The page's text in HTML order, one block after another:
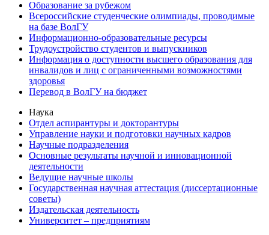
Образование за рубежом
Всероссийские студенческие олимпиады, проводимые
на базе ВолГУ
Информационно-образовательные ресурсы
Трудоустройство студентов и выпускников
Информация о доступности высшего образования для
инвалидов и лиц с ограниченными возможностями
здоровья
Перевод в ВолГУ на бюджет
Наука
Отдел аспирантуры и докторантуры
Управление науки и подготовки научных кадров
Научные подразделения
Основные результаты научной и инновационной
деятельности
Ведущие научные школы
Государственная научная аттестация (диссертационные
советы)
Издательская деятельность
Университет – предприятиям